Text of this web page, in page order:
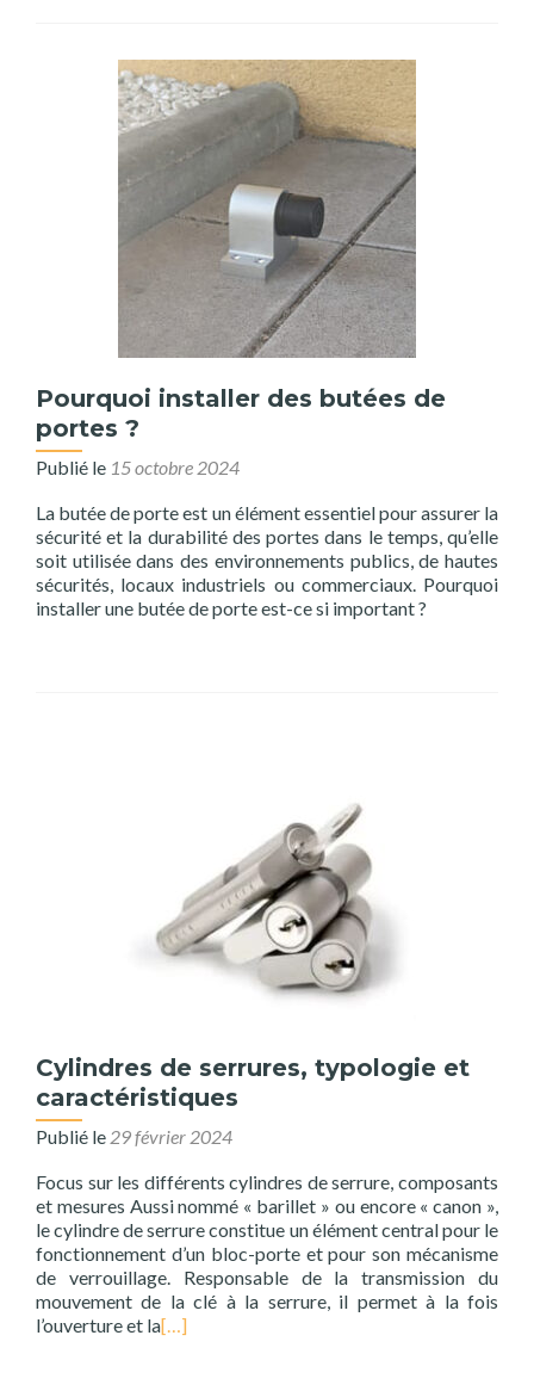
Pourquoi installer des butées de
portes ?
Publié le 15 octobre 2024
La butée de porte est un élément essentiel pour assurer la
sécurité et la durabilité des portes dans le temps, qu’elle
soit utilisée dans des environnements publics, de hautes
sécurités, locaux industriels ou commerciaux. Pourquoi
installer une butée de porte est-ce si important ?
Cylindres de serrures, typologie et
caractéristiques
Publié le 29 février 2024
Focus sur les différents cylindres de serrure, composants
et mesures Aussi nommé « barillet » ou encore « canon »,
le cylindre de serrure constitue un élément central pour le
fonctionnement d’un bloc-porte et pour son mécanisme
de verrouillage. Responsable de la transmission du
mouvement de la clé à la serrure, il permet à la fois
l’ouverture et la[…]